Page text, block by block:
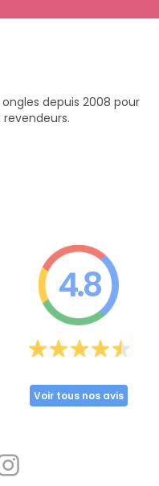
depuis 2008 pour
4.8
Voir tous nos avis